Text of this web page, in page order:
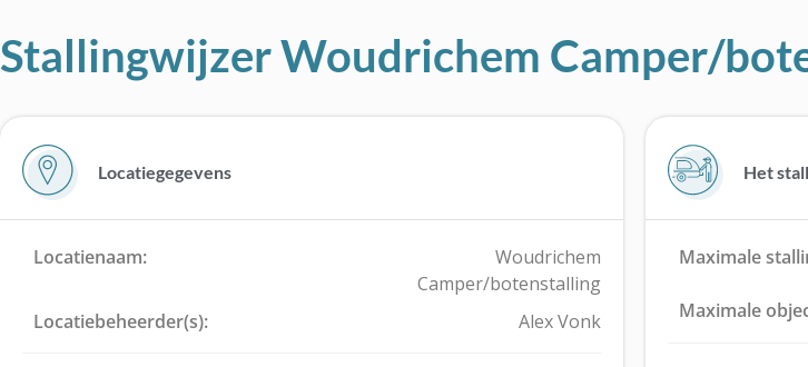
Stallingwijzer Woudrichem Camper/
Locatiegegevens
Locatienaam:
Woudrichem
Camper/botenstalling
Locatiebeheerder(s):
Alex Vonk
Het
Maximale
Maximale